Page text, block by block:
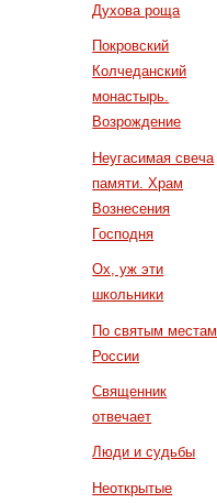
Духова роща
Покровский
Колчеданский
монастырь.
Возрождение
Неугасимая свеча
памяти. Храм
Вознесения
Господня
Ох, уж эти
школьники
По святым местам
России
Священник
отвечает
Люди и судьбы
Неоткрытые